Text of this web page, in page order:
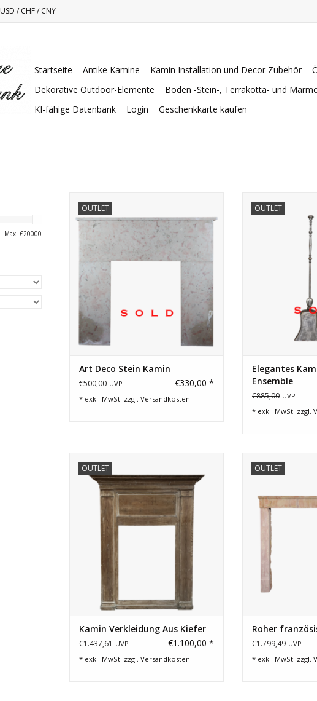
USD /CHF/CNY
Startseite Antike Kamine Kamin Installation und Decor Zubehör
Dekorative Outdoor-Elemente
Böden -Stein-, Terrakotta- und
KI-fähige Datenbank
Login Geschenkkarte kaufen
Max: €20000
OUTLET
in Burgund Comblanchien Marmor Stein.
Art Deco Stein Kamin
€500,00 UVP €330,00 *
* exkl. MwSt. zzgl. Versandkosten
OUTLETDieses Deko-
Elegantes
Ensemble
€885,00 UVP
* exkl. MwSt. zzgl.
OUTLET
Patina und Öffnung für einen Spiegel.
ZUM WARENKORB HINZUFÜGEN
Kamin Verkleidung Aus Kiefer
€1.437,61 UVP €1.100,00 *
* exkl. MwSt. zzgl. Versandkosten
OUTLETantiken Stil
Roher
€1.799,49 UVP
* exkl. MwSt. zzgl.